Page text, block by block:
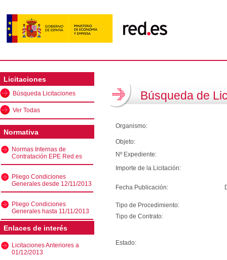
Licitaciones
Búsqueda Licitaciones
Ver Todas
Normativa
Normas Internas de
Contratación EPE Red.es
Pliego Condiciones
Generales desde 12/11/2013
Pliego Condiciones
Generales hasta 11/11/2013
Enlaces de interés
Licitaciones Anteriores a
01/12/2013
Búsqueda de
Organismo:
Objeto:
Nº Expediente:
Importe de la Licitación:
Fecha Publicación:
Tipo de Procedimiento:
Tipo de Contrato:
Estado: